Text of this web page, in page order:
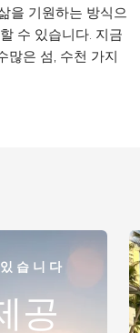
을 기원하는 방식으
수 있습니다. 지금
많은 섬, 수천 가지
습니다
공